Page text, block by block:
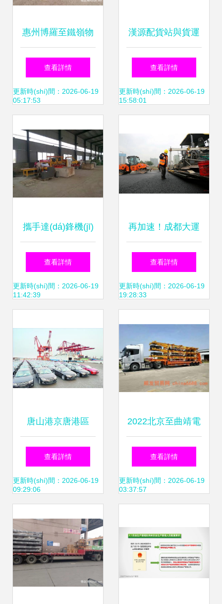
惠州博羅至鐵嶺物
流專(zhuān)線
2023年省市縣鄉
域派送與時(shí)效
保障解析
查看詳情
更新時(shí)間：2026-06-19
05:17:53
漢源配貨站與貨運
(yùn)信息部 2022
年高效運(yùn)輸與
指南
查看詳情
更新時(shí)間：2026-06-19
15:58:01
攜手達(dá)鋒機(jī)
械，共創(chuàng)
路沿石設(shè)備財
——誠(chéng)邀全
國(guó)道路貨物運
查看詳情
更新時(shí)間：2026-06-19
11:42:39
再加速！成都大運
(yùn)會(huì)直聯
(lián)通道啟動
(shè)，助力普通道
路貨物運(yùn)輸代
查看詳情
更新時(shí)間：2026-06-19
19:28:33
唐山港京唐港區
(qū)商品汽車(chē)
運(yùn)輸內(nèi)貿
通，打造高效物流
新通道
查看詳情
更新時(shí)間：2026-06-19
09:29:06
2022北京至曲靖電
動(dòng)車(chē)托
運(yùn)服務(wù)指
(shí)惠、全國(guó)
派送到家
查看詳情
更新時(shí)間：2026-06-19
03:37:57